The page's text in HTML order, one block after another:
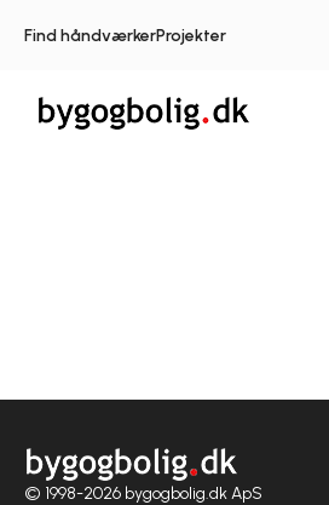
Find håndværkerProjekter
© 1998-2026 bygogbolig.dk ApS